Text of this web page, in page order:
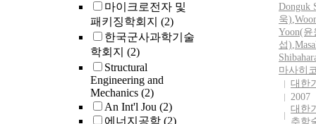
마이크로전자 및
패키징학회지 (2)
한국군사과학기술
학회지 (2)
Structural
Engineering and
Mechanics (2)
An Int'l Jou (2)
에너지공학 (2)
Donguk
욱),
Yoon(윤
섭),
마사히
대한
2007
대한
추학